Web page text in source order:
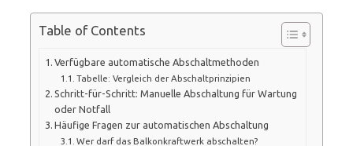
Table of Contents
Verfügbare automatische Abschaltmethoden
Tabelle: Vergleich der Abschaltprinzipien
Schritt-für-Schritt: Manuelle Abschaltung für Wartung
oder Notfall
Häufige Fragen zur automatischen Abschaltung
Wer darf das Balkonkraftwerk abschalten?